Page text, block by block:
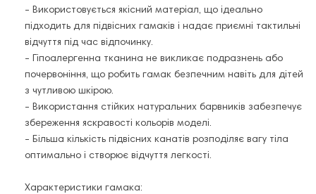
- Використовується якісний матеріал, що ідеально
підходить для підвісних гамаків і надає приємні тактильні
відчуття під час відпочинку.
- Гіпоалергенна тканина не викликає подразнень або
почервоніння, що робить гамак безпечним навіть для дітей
з чутливою шкірою.
- Використання стійких натуральних барвників забезпечує
збереження яскравості кольорів моделі.
- Більша кількість підвісних канатів розподіляє вагу тіла
оптимально і створює відчуття легкості.
Характеристики гамака: